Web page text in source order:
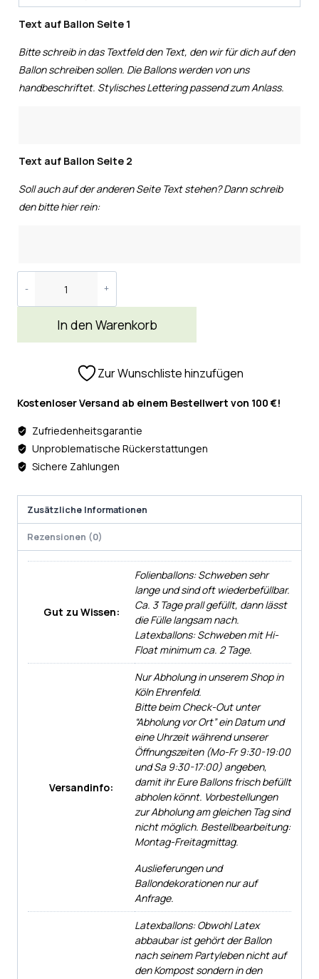
Text auf Ballon Seite 1
Bitte schreib in das Textfeld den Text, den wir für dich auf den
Ballon schreiben sollen. Die Ballons werden von uns
handbeschriftet. Stylisches Lettering passend zum Anlass.
Text auf Ballon Seite 2
Soll auch auf der anderen Seite Text stehen? Dann schreib
den bitte hier rein:
In den Warenkorb
Zur Wunschliste hinzufügen
Kostenloser Versand ab einem Bestellwert von 100 €!
Zufriedenheitsgarantie
Unproblematische Rückerstattungen
Sichere Zahlungen
Zusätzliche Informationen
Rezensionen (0)
Gut zu Wissen:
Folienballons: Schweben sehr
lange und sind oft wiederbefüllbar.
Ca. 3 Tage prall gefüllt, dann lässt
die Fülle langsam nach.
Latexballons: Schweben mit Hi-
Float minimum ca. 2 Tage.
Versandinfo:
Nur Abholung in unserem Shop in
Köln Ehrenfeld.
Bitte beim Check-Out unter
“Abholung vor Ort” ein Datum und
eine Uhrzeit während unserer
Öffnungszeiten (Mo-Fr 9:30-19:00
und Sa 9:30-17:00) angeben,
damit ihr Eure Ballons frisch befüllt
abholen könnt. Vorbestellungen
zur Abholung am gleichen Tag sind
nicht möglich. Bestellbearbeitung:
Montag-Freitagmittag.
Auslieferungen und
Ballondekorationen nur auf
Anfrage.
Latexballons: Obwohl Latex
abbaubar ist gehört der Ballon
nach seinem Partyleben nicht auf
den Kompost sondern in den